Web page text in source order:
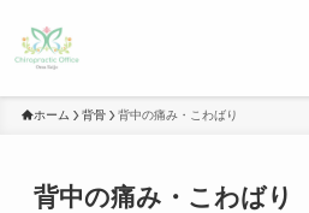
ホーム 背骨 背中の痛み・こわばり
背中の痛み・こわばり